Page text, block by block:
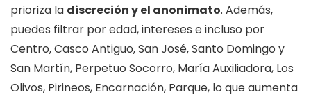
prioriza la discreción y el anonimato. Además,
puedes filtrar por edad, intereses e incluso por
Centro, Casco Antiguo, San José, Santo Domingo y
San Martín, Perpetuo Socorro, María Auxiliadora, Los
Olivos, Pirineos, Encarnación, Parque, lo que aumenta